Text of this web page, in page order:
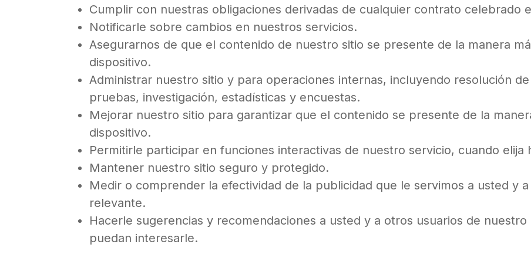
Cumplir con nuestras obligaciones derivadas de cualquier contrato celebrado
Notificarle sobre cambios en nuestros servicios.
Asegurarnos de que el contenido de nuestro sitio se presente de la manera
dispositivo.
Administrar nuestro sitio y para operaciones internas, incluyendo resolución
pruebas, investigación, estadísticas y encuestas.
Mejorar nuestro sitio para garantizar que el contenido se presente de la
dispositivo.
Permitirle participar en funciones interactivas de nuestro servicio, cuando elija
Mantener nuestro sitio seguro y protegido.
Medir o comprender la efectividad de la publicidad que le servimos a usted y
relevante.
Hacerle sugerencias y recomendaciones a usted y a otros usuarios de
puedan interesarle.